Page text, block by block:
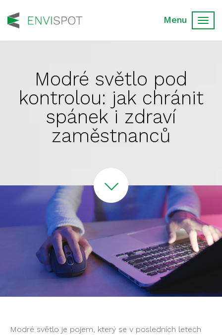
Modré světlo pod
kontrolou: jak chránit
spánek i zdraví
zaměstnanců
Modré světlo je pojem, který se v posledních letech